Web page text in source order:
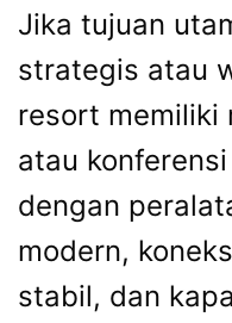
Jika tujuan
strategis atau
resort memiliki
atau
dengan
modern,
stabil, dan